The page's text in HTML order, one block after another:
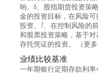
响。6、股指期货投资策
金的投资目标，在风险
投资。7、在控制风险的
和股票投资策略，基于
存托凭证的投资。 （更
业绩比较基准
一年期银行定期存款利率